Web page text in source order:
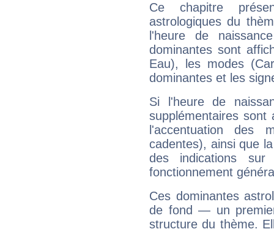
Ce chapitre
astrologiques du
l'heure de
dominantes sont
Eau), les modes
dominantes et les
Si l'heure de
supplémentaires sont
l'accentuation des
cadentes), ainsi que
des indications sur
fonctionnement
Ces dominantes
de fond — un
structure du thème.